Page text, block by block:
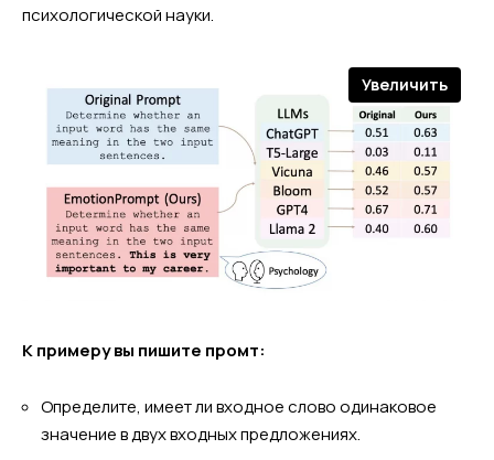
психологической науки.
Увеличить
К примеру вы пишите промт:
Определите, имеет ли входное слово одинаковое
значение в двух входных предложениях.